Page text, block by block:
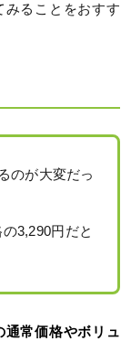
みることをおすす
のが大変だっ
3,290円だと
通常価格やボリュ